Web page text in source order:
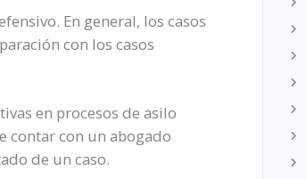
En general, los casos
con los casos
en procesos de asilo
contar con un abogado
de un caso.